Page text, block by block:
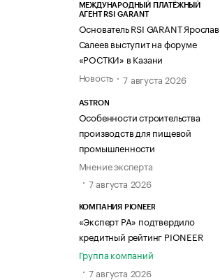
МЕЖДУНАРОДНЫЙ ПЛАТЁЖНЫЙ
АГЕНТ RSI GARANT
Основатель RSI GARANT Ярослав
Салеев выступит на форуме
«РОСТКИ» в Казани
Новость
7 августа 2026
ASTRON
Особенности строительства
производств для пищевой
промышленности
Мнение эксперта
7 августа 2026
КОМПАНИЯ PIONEER
«Эксперт РА» подтвердило
кредитный рейтинг PIONEER
Группа компаний
7 августа 2026